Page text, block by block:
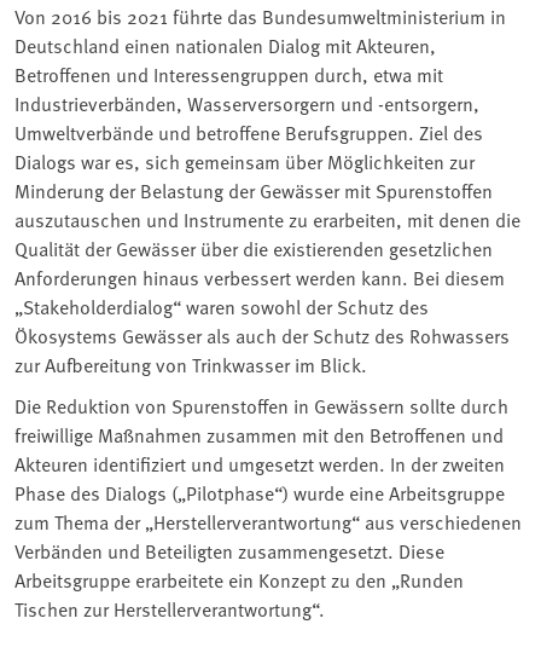
Von 2016 bis 2021 führte das Bundesumweltministerium in
Deutschland einen nationalen Dialog mit Akteuren,
Betroffenen und Interessengruppen durch, etwa mit
Industrieverbänden, Wasserversorgern und -entsorgern,
Umweltverbände und betroffene Berufsgruppen. Ziel des
Dialogs war es, sich gemeinsam über Möglichkeiten zur
Minderung der Belastung der Gewässer mit Spurenstoffen
auszutauschen und Instrumente zu erarbeiten, mit denen die
Qualität der Gewässer über die existierenden gesetzlichen
Anforderungen hinaus verbessert werden kann. Bei diesem
„Stakeholderdialog“ waren sowohl der Schutz des
Ökosystems Gewässer als auch der Schutz des Rohwassers
zur Aufbereitung von Trinkwasser im Blick.
Die Reduktion von Spurenstoffen in Gewässern sollte durch
freiwillige Maßnahmen zusammen mit den Betroffenen und
Akteuren identifiziert und umgesetzt werden. In der zweiten
Phase des Dialogs („Pilotphase“) wurde eine Arbeitsgruppe
zum Thema der „Herstellerverantwortung“ aus verschiedenen
Verbänden und Beteiligten zusammengesetzt. Diese
Arbeitsgruppe erarbeitete ein Konzept zu den „Runden
Tischen zur Herstellerverantwortung“.